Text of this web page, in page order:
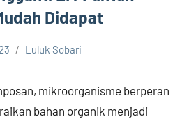
Didapat
Luluk Sobari
mikroorganisme berperan
bahan organik menjadi